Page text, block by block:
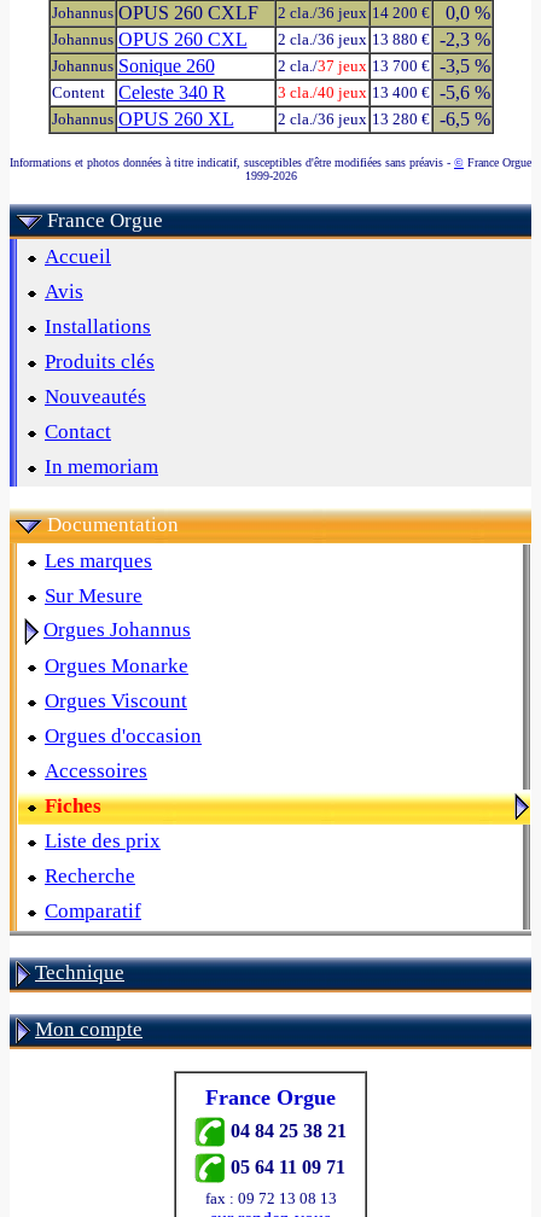
Johannus OPUS 260 CXLF 2 cla./36 jeux 14 200 € 0,0 %
Johannus OPUS 260 CXL 2 cla./36 jeux 13 880 € -2,3 %
Johannus Sonique 260 2 cla./37 jeux 13 700 € -3,5 %
Content Celeste 340 R 3 cla./40 jeux 13 400 € -5,6 %
Johannus OPUS 260 XL 2 cla./36 jeux 13 280 € -6,5 %
Informations et photos données à titre indicatif, susceptibles d'être modifiées sans préavis - © France Orgue
1999-2026
France Orgue
Accueil
Avis
Installations
Produits clés
Nouveautés
Contact
In memoriam
Documentation
Les marques
Sur Mesure
Orgues Johannus
Orgues Monarke
Orgues Viscount
Orgues d'occasion
Accessoires
Fiches
Liste des prix
Recherche
Comparatif
Technique
Mon compte
France Orgue
04 84 25 38 21
05 64 11 09 71
fax : 09 72 13 08 13